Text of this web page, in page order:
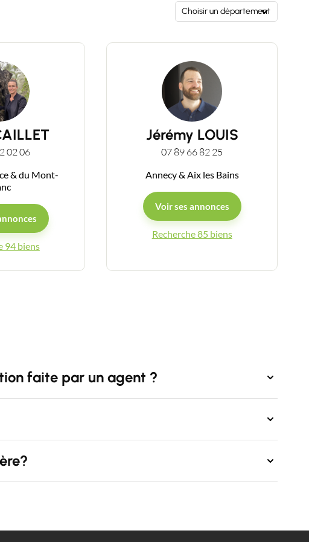
Choisir un département
02 06
& du Mont-
94 biens
Jérémy LOUIS
07 89 66 82 25
Annecy & Aix les Bains
Voir ses annonces
Recherche 85 biens
faite par un agent ?